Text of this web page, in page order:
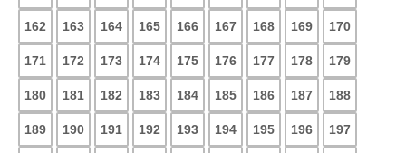
162 163 164 165 166 167 168 169 170
171 172 173 174 175 176 177 178 179
180 181 182 183 184 185 186 187 188
189 190 191 192 193 194 195 196 197